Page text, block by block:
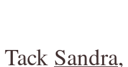
Tack Sandra,